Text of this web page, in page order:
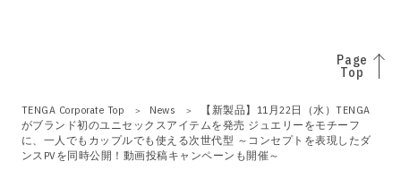
Page
Top
TENGA Corporate Top News
【新製品】11月22日（水）TENGA
がブランド初のユニセックスアイテムを発売 ジュエリーをモチーフ
に、一人でもカップルでも使える次世代型 ～コンセプトを表現したダ
ンスPVを同時公開！動画投稿キャンペーンも開催～